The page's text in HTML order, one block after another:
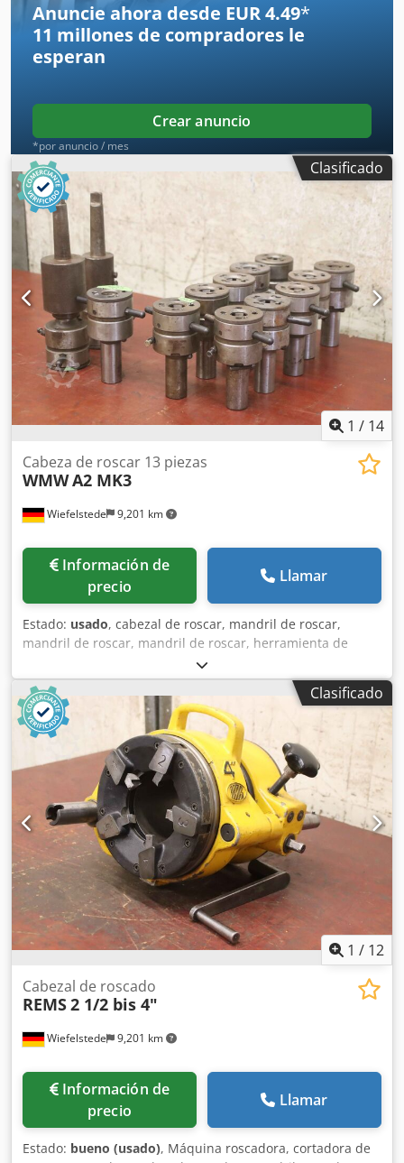
Anuncie ahora desde EUR 4.49*
11 millones de compradores le
esperan
Crear anuncio
*por anuncio / mes
Clasificado
1 / 14
Wiefelstede 9,201 km
Cabeza de roscar 13 piezas
WMWA2 MK3
Información de
precio
Llamar
Estado: usado, cabezal de roscar, mandril de roscar,
mandril de roscar, mandril de roscar, herramienta de
fresado, accesorio de roscar Fabricante: WMW, cabezas de
roscar de apertura automática tipo A2 13 piezas -Tamaño:
M16 x 1.75 soporte MK3 2 piezas -Tamaño: M10 x 1,5 1
pieza -Tamaño: Ø 17 mm 10 piezas -Precio/entrega:
completo Crodoru Ra Sjpfx Ak Aef -Dimensiones de
transporte: 400/250/H270 mm -Peso: 22 kg
Clasificado
1 / 12
Wiefelstede 9,201 km
Cabezal de roscado
REMS2 1/2 bis 4"
Información de
precio
Llamar
Estado: bueno (usado), Máquina roscadora, cortadora de